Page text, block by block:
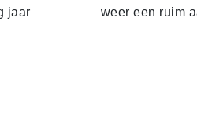
jaar
weer een ruim